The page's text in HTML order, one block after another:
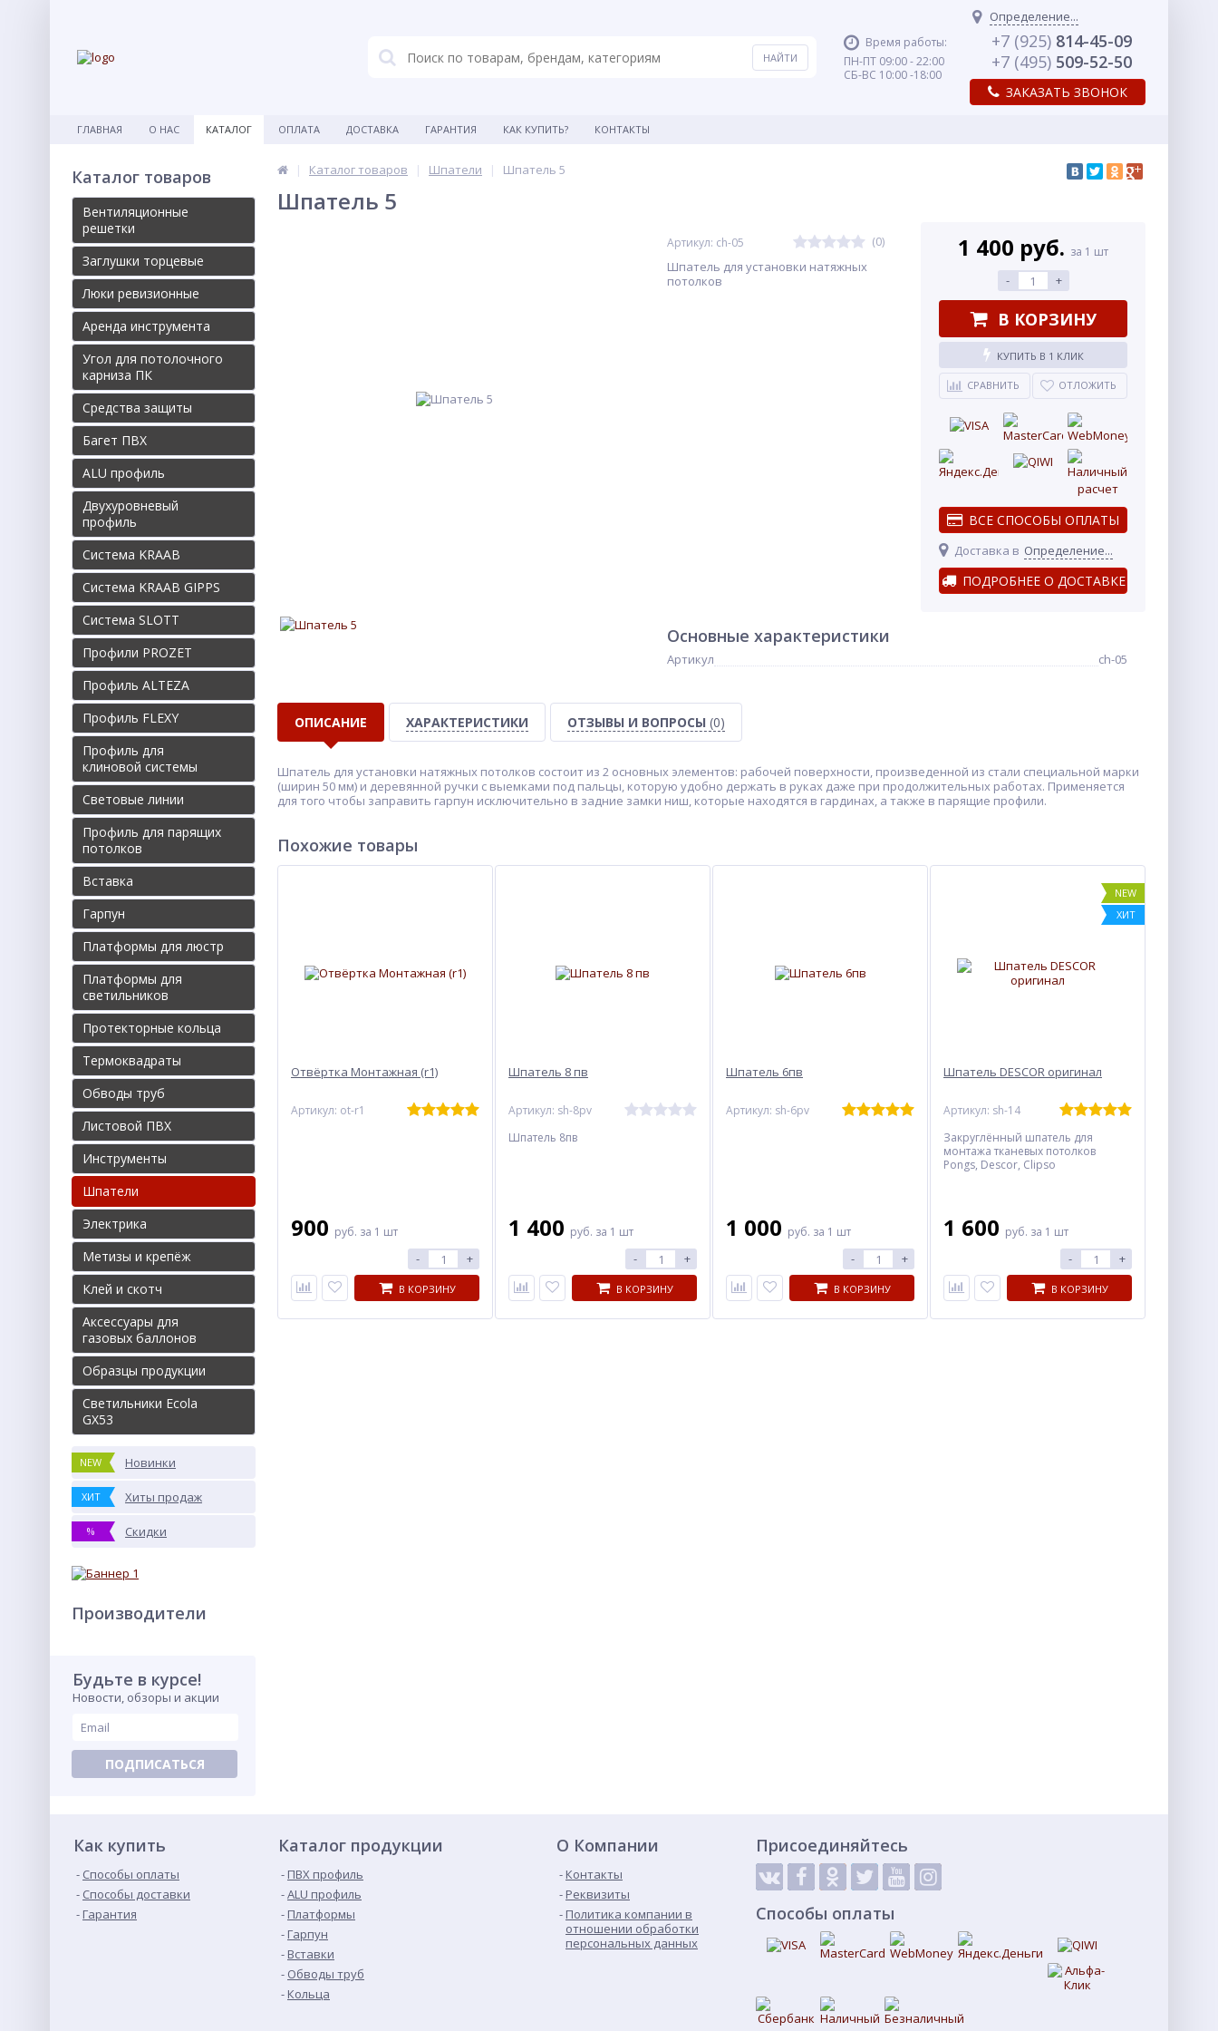
Время работы:
ПН-ПТ 09:00 - 22:00
СБ-ВС 10:00 -18:00
Определение...
+7 (925) 814-45-09
+7 (495) 509-52-50
ЗАКАЗАТЬ ЗВОНОК
ГЛАВНАЯ О НАС КАТАЛОГ ОПЛАТА ДОСТАВКА ГАРАНТИЯ КАК КУПИТЬ? КОНТАКТЫ
Каталог товаров
Вентиляционные
решетки
Заглушки торцевые
Люки ревизионные
Аренда инструмента
Угол для потолочного
карниза ПК
Средства защиты
Багет ПВХ
ALU профиль
Двухуровневый
профиль
Система KRAAB
Система KRAAB GIPPS
Система SLOTT
Профили PROZET
Профиль ALTEZA
Профиль FLEXY
Профиль для
клиновой системы
Световые линии
Профиль для парящих
потолков
Вставка
Гарпун
Платформы для люстр
Платформы для
светильников
Протекторные кольца
Термоквадраты
Обводы труб
Листовой ПВХ
Инструменты
Шпатели
Электрика
Метизы и крепёж
Клей и скотч
Аксессуары для
газовых баллонов
Образцы продукции
Светильники Ecola
GX53
NEW Новинки
ХИТ Хиты продаж
% Скидки
Производители
Будьте в курсе!
Новости, обзоры и акции
ПОДПИСАТЬСЯ
Каталог товаров Шпатели Шпатель 5
Шпатель 5
Артикул: ch-05 (0)
Шпатель для установки натяжных
потолков
1 400 руб. за 1 шт
- +
В КОРЗИНУ
КУПИТЬ В 1 КЛИК
СРАВНИТЬ ОТЛОЖИТЬ
ВСЕ СПОСОБЫ ОПЛАТЫ
Доставка в Определение...
ПОДРОБНЕЕ О ДОСТАВКЕ
Основные характеристики
Артикул ch-05
ОПИСАНИЕ ХАРАКТЕРИСТИКИ ОТЗЫВЫ И ВОПРОСЫ (0)
Шпатель для установки натяжных потолков состоит из 2 основных элементов: рабочей поверхности, произведенной из стали специальной марки
(ширин 50 мм) и деревянной ручки с выемками под пальцы, которую удобно держать в руках даже при продолжительных работах. Применяется
для того чтобы заправить гарпун исключительно в задние замки ниш, которые находятся в гардинах, а также в парящие профили.
Похожие товары
Отвёртка Монтажная (r1)
Артикул: ot-r1
900 руб. за 1 шт
- +
В КОРЗИНУ
Шпатель 8 пв
Артикул: sh-8pv
Шпатель 8пв
1 400 руб. за 1 шт
- +
В КОРЗИНУ
Шпатель 6пв
Артикул: sh-6pv
1 000 руб. за 1 шт
- +
В КОРЗИНУ
NEW
ХИТ
Шпатель DESCOR оригинал
Артикул: sh-14
Закруглённый шпатель для
монтажа тканевых потолков
Pongs, Descor, Clipso
1 600 руб. за 1 шт
- +
В КОРЗИНУ
Как купить
Способы оплаты
Способы доставки
Гарантия
Каталог продукции
ПВХ профиль
ALU профиль
Платформы
Гарпун
Вставки
Обводы труб
Кольца
О Компании
Контакты
Реквизиты
Политика компании в
отношении обработки
персональных данных
Присоединяйтесь
Способы оплаты